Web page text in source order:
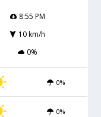
8:55 PM
10 km/h
0%
0%
0%